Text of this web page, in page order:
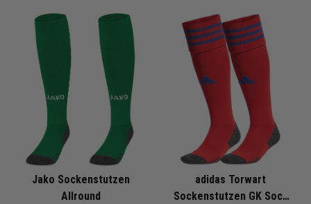
Jako Sockenstutzen
Allround
adidas Torwart
Sockenstutzen GK Sock